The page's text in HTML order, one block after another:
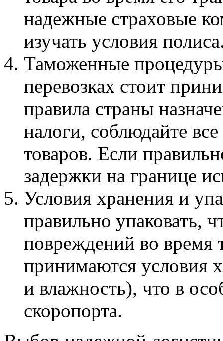
надежные страховые
изучать условия
Таможенные
перевозках стоит
правила страны
налоги, соблюдайте
товаров. Если
задержки на границе
Условия хранения и
правильно упаковать,
повреждений во время
принимаются условия
и влажность), что в
скоропорта.